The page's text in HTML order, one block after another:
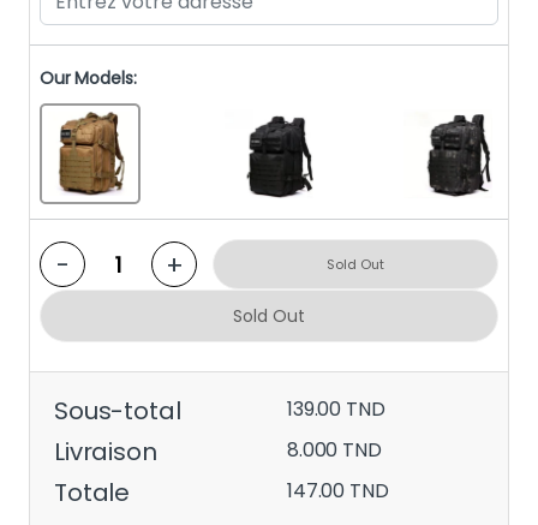
Our Models:
- + Sold Out
Sold Out
Sous-total 139.00 TND
Livraison 8.000 TND
Totale 147.00 TND